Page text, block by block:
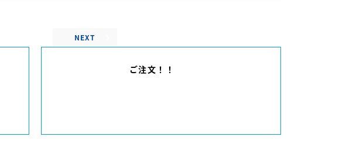
NEXT
ご注文！！